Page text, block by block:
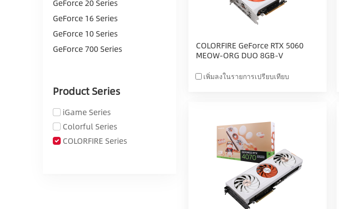
COLORFIRE GeForce RTX 5060
MEOW-ORG DUO 8GB-V
เพิ่มลงในรายการเปรียบเทียบ
GeForce 20 Series
GeForce 16 Series
GeForce 10 Series
GeForce 700 Series
Product Series
iGame Series
Colorful Series
COLORFIRE Series